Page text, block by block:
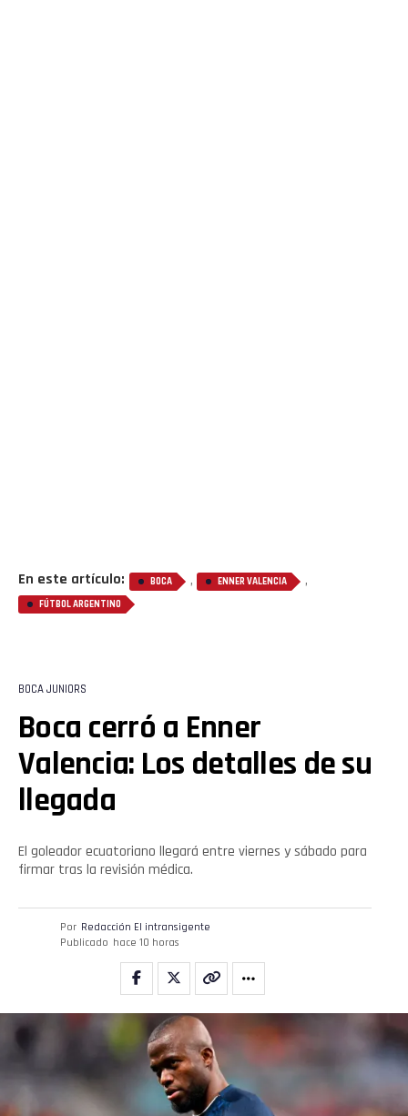
En este artículo: BOCA , ENNER VALENCIA ,
FÚTBOL ARGENTINO
BOCA JUNIORS
Boca cerró a Enner
Valencia: Los detalles de su
llegada
El goleador ecuatoriano llegará entre viernes y sábado para
firmar tras la revisión médica.
Por Redacción El intransigente
Publicado hace 10 horas